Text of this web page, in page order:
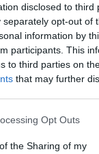
disclosed to third
separately opt-out of
information by
participants. This
to third parties on
that may further
app uses one
or usage behaviour.
Opt Outs
the Sharing of my
της Μονάδας
Ασφάλιση, την